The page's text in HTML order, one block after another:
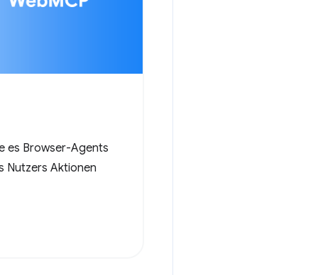
es Browser-Agents
Nutzers Aktionen